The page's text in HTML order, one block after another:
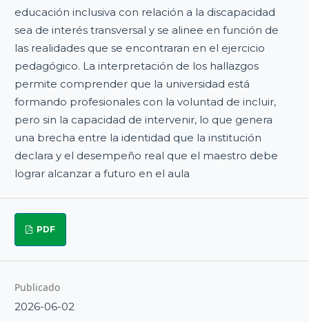
educación inclusiva con relación a la discapacidad
sea de interés transversal y se alinee en función de
las realidades que se encontraran en el ejercicio
pedagógico. La interpretación de los hallazgos
permite comprender que la universidad está
formando profesionales con la voluntad de incluir,
pero sin la capacidad de intervenir, lo que genera
una brecha entre la identidad que la institución
declara y el desempeño real que el maestro debe
lograr alcanzar a futuro en el aula
PDF
Publicado
2026-06-02